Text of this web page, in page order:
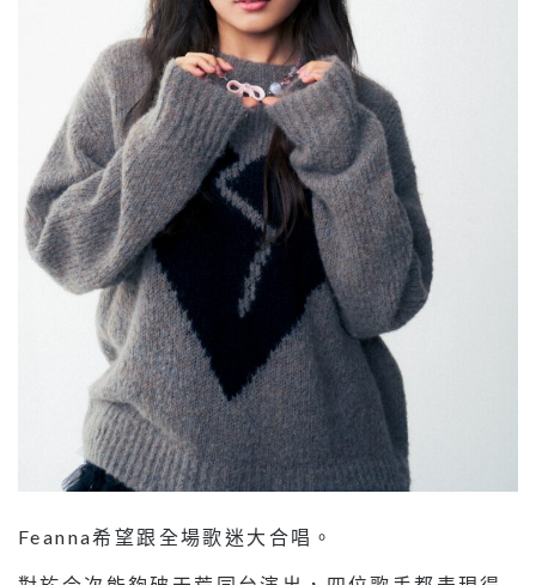
Feanna希望跟全場歌迷大合唱。